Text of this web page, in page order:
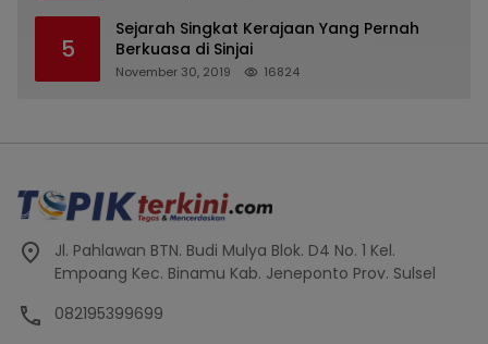
Milyaran Rupiah dan Bilyet Giro Tidak
Terdaftar, OJK Kalsel : Bertemu Tanggal 11
5
Sejarah Singkat Kerajaan Yang Pernah
Berkuasa di Sinjai
November 30, 2019 16824
Jl. Pahlawan BTN. Budi Mulya Blok. D4 No. 1 Kel.
Empoang Kec. Binamu Kab. Jeneponto Prov. Sulsel
082195399699